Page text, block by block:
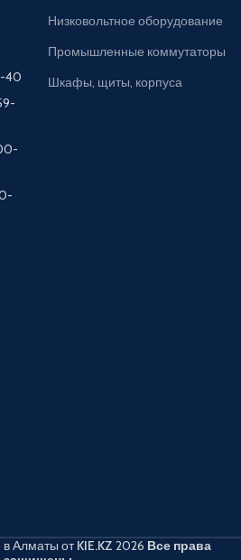
40
Низковольтное оборудование
Промышленные коммутаторы
Шкафы, щиты, корпуса
в Алматы отKIE.KZ 2026 Все права